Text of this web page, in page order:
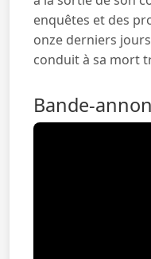
enquêtes et des
onze derniers
conduit à sa mort
Bande-